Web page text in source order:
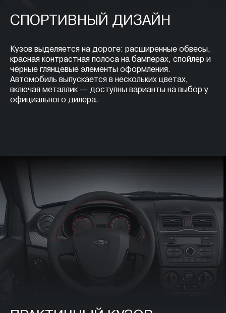
СПОРТИВНЫЙ ДИЗАЙН
Кузов выделяется на дороге: расширенные обвесы,
красная контрастная полоса на бамперах, спойлер и
чёрные глянцевые элементы оформления.
Автомобиль выпускается в нескольких цветах,
включая металлик — доступны варианты на выбор у
официального дилера.